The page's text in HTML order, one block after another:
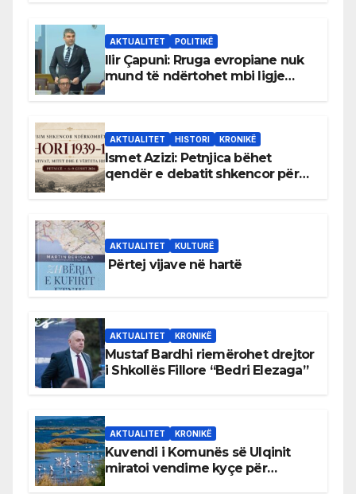
AKTUALITET POLITIKË
Ilir Çapuni: Rruga evropiane nuk
mund të ndërtohet mbi ligje
AKTUALITET HISTORI KRONIKË
Ismet Azizi: Petnjica bëhet
qendër e debatit shkencor për
AKTUALITET KULTURË
Përtej vijave në hartë
AKTUALITET KRONIKË
Mustaf Bardhi riemërohet drejtor
i Shkollës Fillore “Bedri Elezaga”
AKTUALITET KRONIKË
Kuvendi i Komunës së Ulqinit
miratoi vendime kyçe për